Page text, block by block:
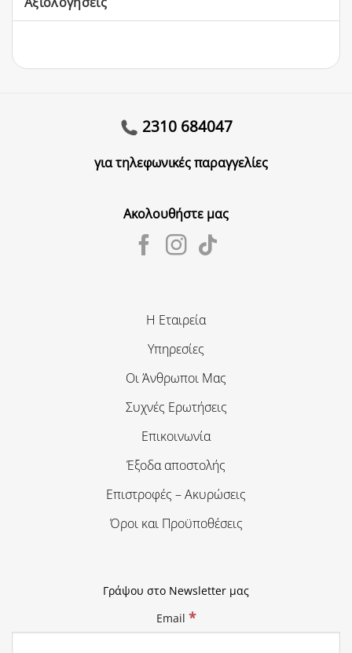
2310 684047
για τηλεφωνικές παραγγελίες
Ακολουθήστε μας
Η Εταιρεία
Υπηρεσίες
Οι Άνθρωποι Μας
Συχνές Ερωτήσεις
Επικοινωνία
Έξοδα αποστολής
Επιστροφές – Ακυρώσεις
Όροι και Προϋποθέσεις
Γράψου στο Newsletter μας
Email *